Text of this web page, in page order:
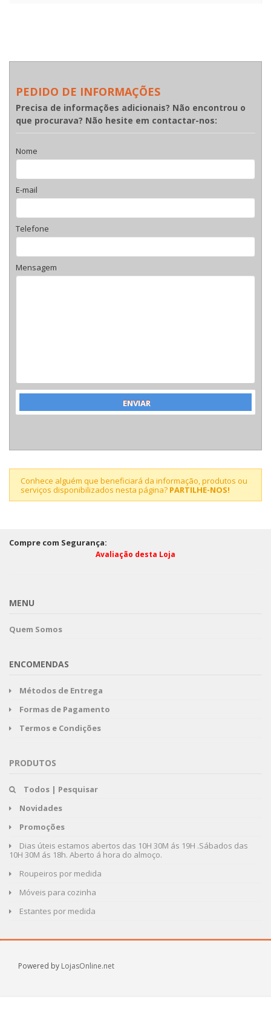
PEDIDO DE INFORMAÇÕES
Precisa de informações adicionais? Não encontrou o
que procurava? Não hesite em contactar-nos:
Nome
E-mail
Telefone
Mensagem
Conhece alguém que beneficiará da informação, produtos ou
serviços disponibilizados nesta página? PARTILHE-NOS!
Compre com Segurança:
Avaliação desta Loja
MENU
Quem Somos
ENCOMENDAS
Métodos de Entrega
Formas de Pagamento
Termos e Condições
PRODUTOS
Todos | Pesquisar
Novidades
Promoções
Dias úteis estamos abertos das 10H 30M ás 19H .Sábados das
10H 30M ás 18h. Aberto á hora do almoço.
Roupeiros por medida
Móveis para cozinha
Estantes por medida
Powered by LojasOnline.net